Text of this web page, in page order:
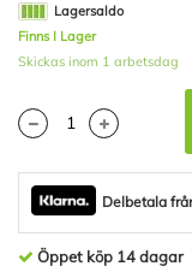
bildgalleriet
Lagersaldo
Finns I Lager
Skickas inom 1 arbetsdag
Delbetala
Öppet köp 14 dagar